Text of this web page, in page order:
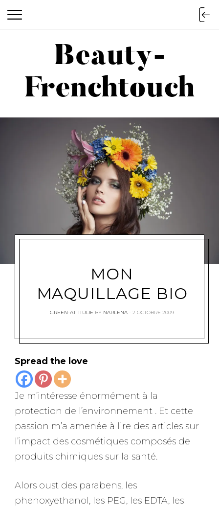
Beauty-Frenchtouch
Beauty-
Frenchtouch
MON
MAQUILLAGE BIO
GREEN-ATTITUDE BY NARLENA 2 OCTOBRE 2009
Spread the love
Je m’intéresse énormément à la
protection de l’environnement . Et cette
passion m’a amenée à lire des articles sur
l’impact des cosmétiques composés de
produits chimiques sur la santé.
Alors oust des parabens, les
phenoxyethanol, les PEG, les EDTA, les